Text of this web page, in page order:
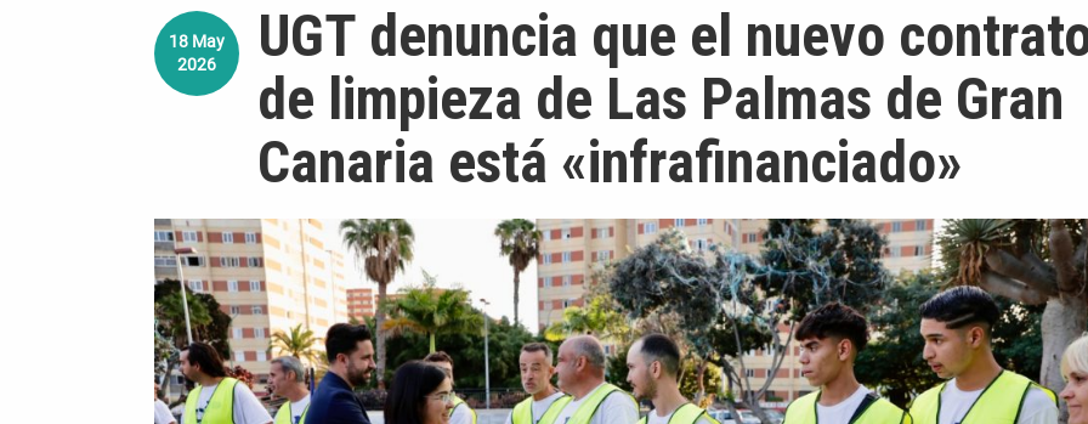
18 May
2026
UGT denuncia que el nuevo
de limpieza de Las Palmas de Gran
Canaria está «infrafinanciado»